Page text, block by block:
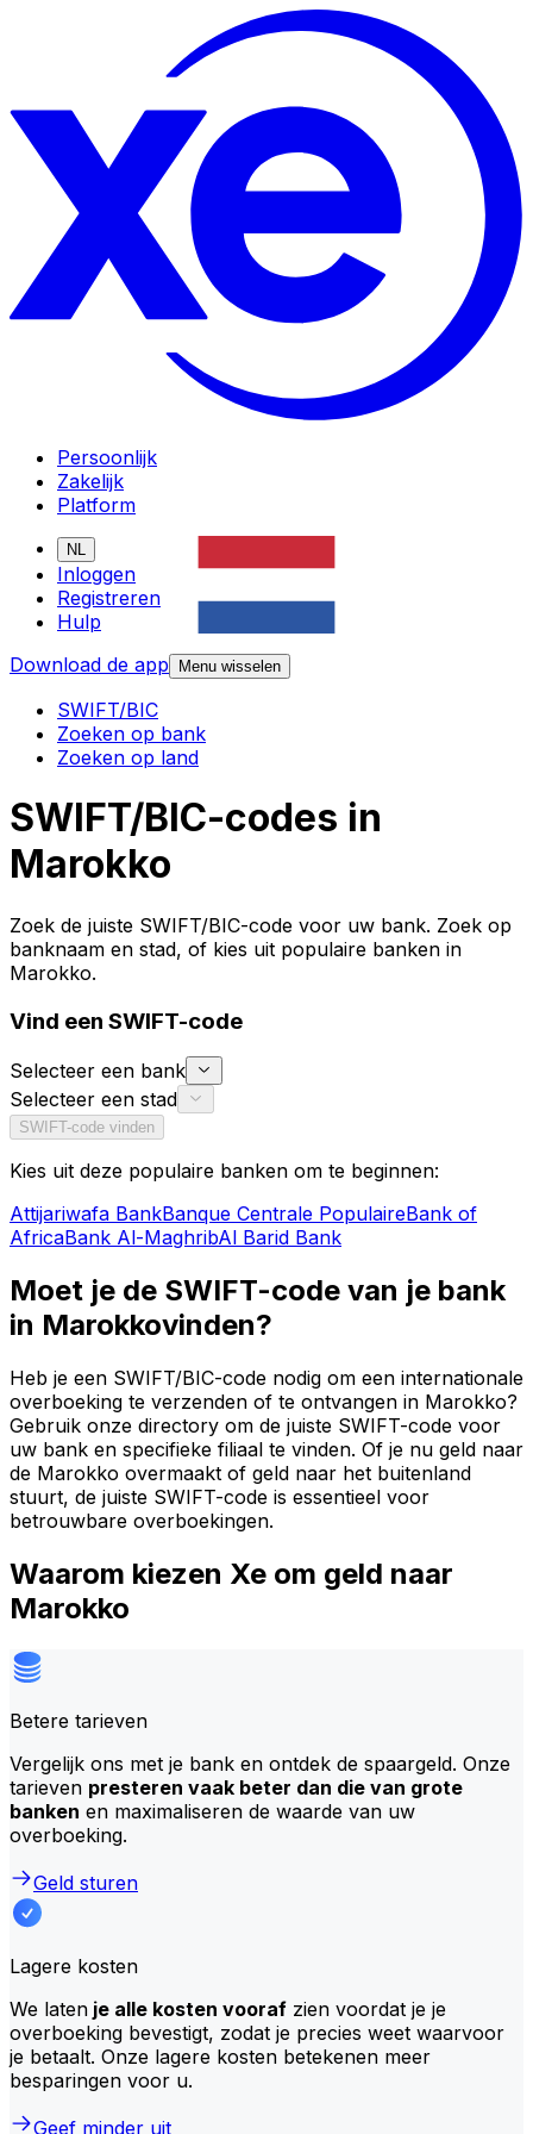
Persoonlijk
Zakelijk
Platform
NL
Inloggen
Registreren
Hulp
Download de app
Menu wisselen
SWIFT/BIC
Zoeken op bank
Zoeken op land
SWIFT/BIC-codes in
Marokko
Zoek de juiste SWIFT/BIC-code voor uw bank. Zoek op
banknaam en stad, of kies uit populaire banken in
Marokko.
Vind een SWIFT-code
Selecteer een bank
Selecteer een stad
SWIFT-code vinden
Kies uit deze populaire banken om te beginnen:
Attijariwafa BankBanque Centrale PopulaireBank of
AfricaBank Al-MaghribAl Barid Bank
Moet je de SWIFT-code van je bank
in Marokkovinden?
Heb je een SWIFT/BIC-code nodig om een internationale
overboeking te verzenden of te ontvangen in Marokko?
Gebruik onze directory om de juiste SWIFT-code voor
uw bank en specifieke filiaal te vinden. Of je nu geld naar
de Marokko overmaakt of geld naar het buitenland
stuurt, de juiste SWIFT-code is essentieel voor
betrouwbare overboekingen.
Waarom kiezen Xe om geld naar
Marokko
Betere tarieven
Vergelijk ons met je bank en ontdek de spaargeld. Onze
tarieven presteren vaak beter dan die van grote
banken en maximaliseren de waarde van uw
overboeking.
Geld sturen
Lagere kosten
We laten je alle kosten vooraf zien voordat je je
overboeking bevestigt, zodat je precies weet waarvoor
je betaalt. Onze lagere kosten betekenen meer
besparingen voor u.
Geef minder uit